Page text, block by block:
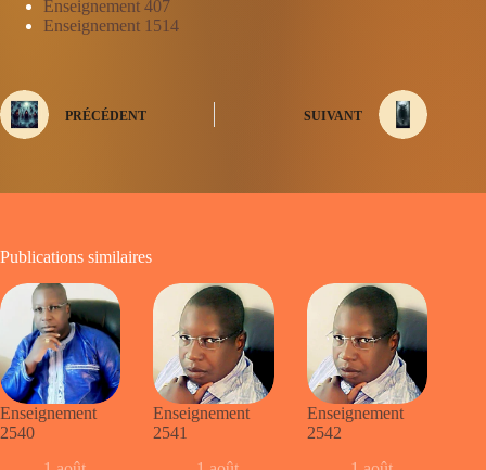
Enseignement 407
Enseignement 1514
PRÉCÉDENT SUIVANT
Publications similaires
Enseignement
2540
Enseignement
2541
Enseignement
2542